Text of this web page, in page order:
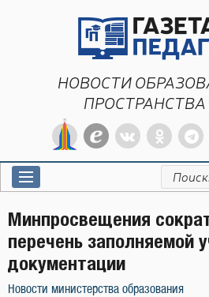
НОВОСТИ
Искать:
Минпросвещения
перечень заполняемой
документации
Новости министерства образования